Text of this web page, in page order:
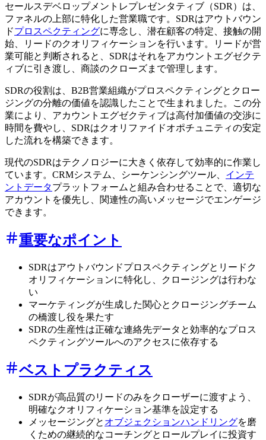
セールスデベロップメントレプレゼンタティブ（SDR）は、
ファネルの上部に特化した営業職です。SDRはアウトバウン
ドプロスペクティングに専念し、潜在顧客の特定、接触の開
始、リードのクオリフィケーションを行います。リードが営
業可能と判断されると、SDRはそれをアカウントエグゼクテ
ィブに引き渡し、商談のクローズまで管理します。
SDRの役割は、B2B営業組織がプロスペクティングとクロー
ジングの分離の価値を認識したことで生まれました。この分
業により、アカウントエグゼクティブは高付加価値の交渉に
時間を費やし、SDRはクオリファイドオポチュニティの安定
した流れを構築できます。
現代のSDRはテクノロジーに大きく依存して効率的に作業し
ています。CRMシステム、シーケンシングツール、 インテ
ントデータプラットフォームと組み合わせることで、適切な
アカウントを優先し、関連性の高いメッセージでエンゲージ
できます。
重要なポイント
SDRはアウトバウンドプロスペクティングとリードク
オリフィケーションに特化し、クロージングは行わな
い
マーケティングが生成した関心とクロージングチーム
の橋渡し役を果たす
SDRの生産性は正確な連絡先データと効率的なプロス
ペクティングツールへのアクセスに依存する
ベストプラクティス
SDRが高品質のリードのみをクローザーに渡すよう、
明確なクオリフィケーション基準を設定する
メッセージングと オブジェクションハンドリングを磨
くための継続的なコーチングとロールプレイに投資す